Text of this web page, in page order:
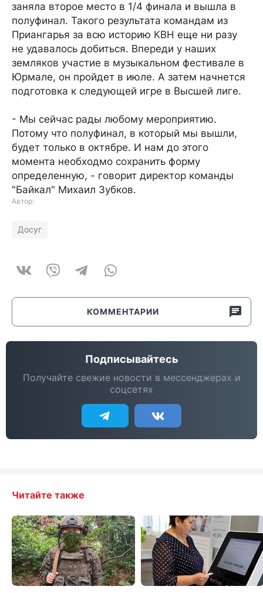
заняла второе место в 1/4 финала и вышла в
полуфинал. Такого результата командам из
Приангарья за всю историю КВН еще ни разу
не удавалось добиться. Впереди у наших
земляков участие в музыкальном фестивале в
Юрмале, он пройдет в июле. А затем начнется
подготовка к следующей игре в Высшей лиге.
- Мы сейчас рады любому мероприятию.
Потому что полуфинал, в который мы вышли,
будет только в октябре. И нам до этого
момента необходмо сохранить форму
определенную, - говорит директор команды
"Байкал" Михаил Зубков.
Автор:
Досуг
КОММЕНТАРИИ
Подписывайтесь
Получайте свежие новости в мессенджерах и
соцсетях
Читайте также